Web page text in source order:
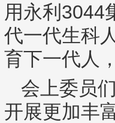
用永利3044
代一代生科
育下一代人
会上委员
开展更加丰